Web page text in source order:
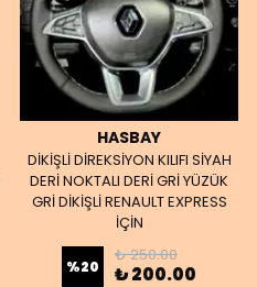
HASBAY
DİKİŞLİ DİREKSİYON KILIFI SİYAH
DERİ NOKTALI DERİ GRİ YÜZÜK
GRİ DİKİŞLİ RENAULT EXPRESS
İÇİN
%20
₺ 250.00
₺ 200.00